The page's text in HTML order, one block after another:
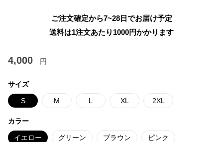
ご注文確定から7~28日でお届け予定
送料は1注文あたり 1000円かかります
4,000 円
サイズ
S M L XL 2XL
カラー
イエロー グリーン ブラウン ピンク